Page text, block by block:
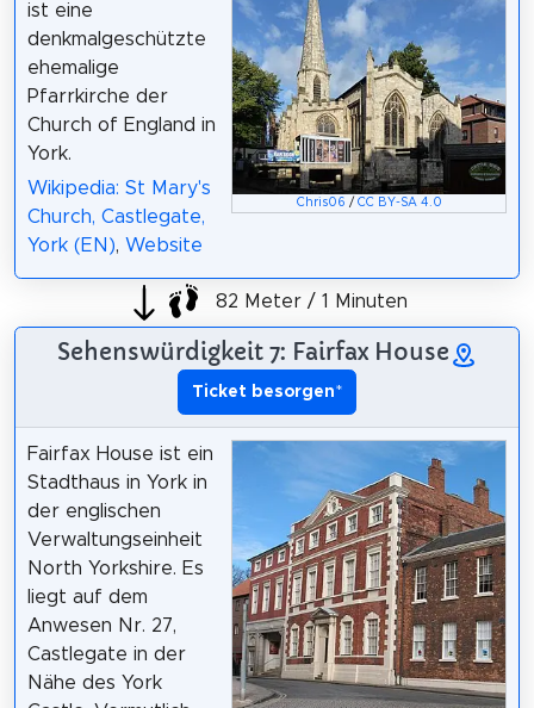
Chris06 / CC BY-SA 4.0
ist eine
denkmalgeschützte
ehemalige
Pfarrkirche der
Church of England in
York.
Wikipedia: St Mary's
Church, Castlegate,
York (EN), Website
82 Meter / 1 Minuten
Sehenswürdigkeit 7: Fairfax House
Ticket besorgen*
Fairfax House ist ein
Stadthaus in York in
der englischen
Verwaltungseinheit
North Yorkshire. Es
liegt auf dem
Anwesen Nr. 27,
Castlegate in der
Nähe des York